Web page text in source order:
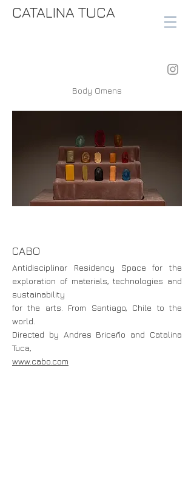
CATALINA TUCA
Body Omens
CABO
Antidisciplinar Residency Space for the
exploration of materials, technologies and
sustainability
for the arts. From Santiago, Chile to the
world.
Directed by Andres Briceño and Catalina
Tuca,
www.cabo.com